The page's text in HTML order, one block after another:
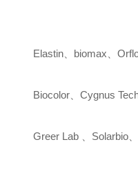
Elastin biomax 、
Biocolor 、Cygnus
Greer Lab Solarbio